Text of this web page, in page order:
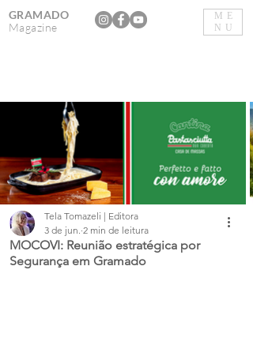
ME
NU
GRAMADO
Magazine
MOCOVI: Reunião estratégica por
Segurança em Gramado
Tela Tomazeli | Editora
3 de jun. 2 min de leitura